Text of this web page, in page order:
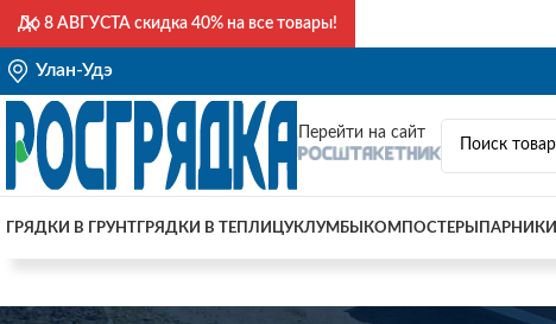
Улан-Удэ
Перейти на сайт
ГРЯДКИ В ГРУНТ ГРЯДКИ В ТЕПЛИЦУКЛУМБЫ КОМПОСТЕРЫ ПАРНИКИ
До 8 АВГУСТА скидка 40% на все товары!